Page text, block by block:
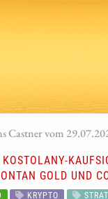
Castner vom
GOLD UND
KRYPTO